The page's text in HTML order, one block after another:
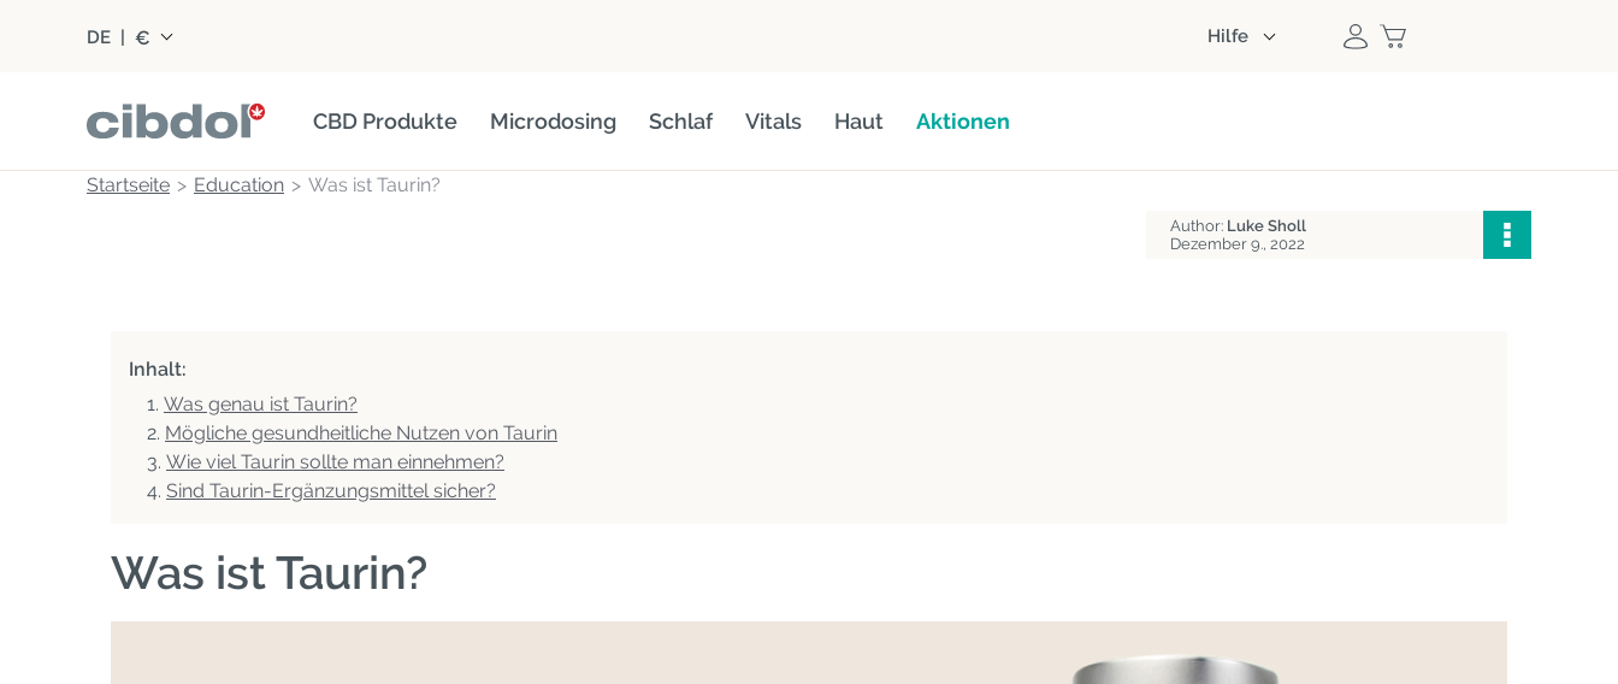
DE | € Hilfe
CBD Produkte Microdosing Schlaf Vitals Haut Aktionen
Startseite Education Was ist Taurin?
Author: Luke Sholl
Dezember 9., 2022
Inhalt:
Was genau ist Taurin?
Mögliche gesundheitliche Nutzen von Taurin
Wie viel Taurin sollte man einnehmen?
Sind Taurin-Ergänzungsmittel sicher?
Was ist Taurin?